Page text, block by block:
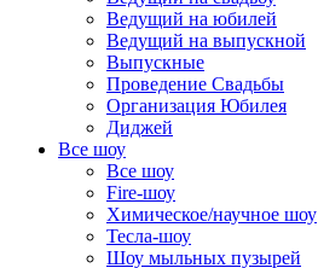
Ведущий на юбилей
Ведущий на выпускной
Выпускные
Проведение Свадьбы
Организация Юбилея
Диджей
Все шоу
Все шоу
Fire-шоу
Химическое/научное шоу
Тесла-шоу
Шоу мыльных пузырей